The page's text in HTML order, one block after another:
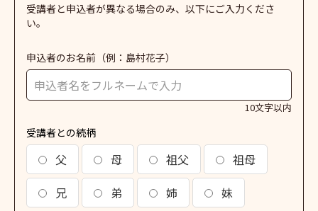
受講者と申込者が異なる場合のみ、以下にご入力くださ
い。
申込者のお名前 （例：島村花子）
10文字以内
受講者との続柄
父 母 祖父
祖母
兄
弟 姉
妹